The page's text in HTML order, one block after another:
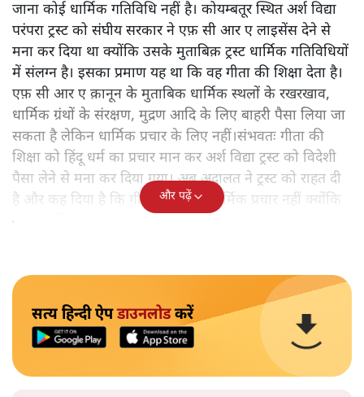
जाना कोई धार्मिक गतिविधि नहीं है। कोयम्बतूर स्थित अर्श विद्या
परंपरा ट्रस्ट को संघीय सरकार ने एफ़ सी आर ए लाइसेंस देने से
मना कर दिया था क्योंकि उसके मुताबिक़ ट्रस्ट धार्मिक गतिविधियों
में संलग्न है। इसका प्रमाण यह था कि वह गीता की शिक्षा देता है।
एफ़ सी आर ए क़ानून के मुताबिक धार्मिक स्थलों के रखरखाव,
धार्मिक ग्रंथों के संरक्षण, मुद्रण आदि के लिए बाहरी पैसा लिया जा
सकता है लेकिन धार्मिक प्रचार के लिए नहीं।संभवतः गीता की
शिक्षा को हिंदू धर्म का प्रचार मान कर अर्श विद्या ट्रस्ट को विदेशी
पैसा लेने से मना कर दिया गया। अब अदालत ने ट्रस्ट को राहत दी
है और कह दिया है कि गीता की शिक्षा धार्मिक प्रचार नहीं क्योंकि
गीता धार्मिक ग्रंथ नहीं है।
और पढ़ें
सत्य हिन्दी ऐपडाउनलोडकरें